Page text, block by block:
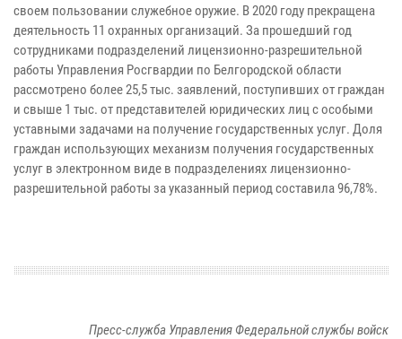
своем пользовании служебное оружие. В 2020 году прекращена
деятельность 11 охранных организаций. За прошедший год
сотрудниками подразделений лицензионно-разрешительной
работы Управления Росгвардии по Белгородской области
рассмотрено более 25,5 тыс. заявлений, поступивших от граждан
и свыше 1 тыс. от представителей юридических лиц с особыми
уставными задачами на получение государственных услуг. Доля
граждан использующих механизм получения государственных
услуг в электронном виде в подразделениях лицензионно-
разрешительной работы за указанный период составила 96,78%.
Пресс-служба Управления Федеральной службы войск